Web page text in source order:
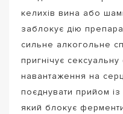
келихів вина або
заблокує дію
сильне алкогольне
пригнічує
навантаження на
поєднувати прийом
який блокує